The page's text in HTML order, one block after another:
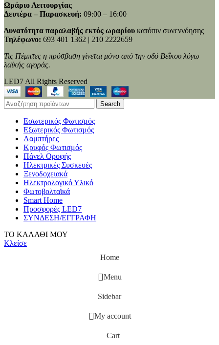
Ωράριο Λειτουργίας
Δευτέρα – Παρασκευή: 09:00 – 16:00
Δυνατότητα παραλαβής εκτός ωραρίου κατόπιν συνεννόησης
Τηλέφωνο: 693 401 1362 | 210 2222659
Τις Πέμπτες η πρόσβαση γίνεται μόνο από την οδό Βεΐκου λόγω
λαϊκής αγοράς.
LED7 All Rights Reserved
Search
Εσωτερικός Φωτισμός
Εξωτερικός Φωτισμός
Λαμπτήρες
Κρυφός Φωτισμός
Πάνελ Οροφής
Ηλεκτρικές Συσκευές
Ξενοδοχειακά
Ηλεκτρολογικό Υλικό
Φωτοβολταϊκά
Smart Home
Προσφορές LED7
ΣΥΝΔΕΣΗ/ΕΓΓΡΑΦΗ
ΤΟ ΚΑΛΑΘΙ ΜΟΥ
Κλείσε
Home
Menu
Sidebar
My account
Cart